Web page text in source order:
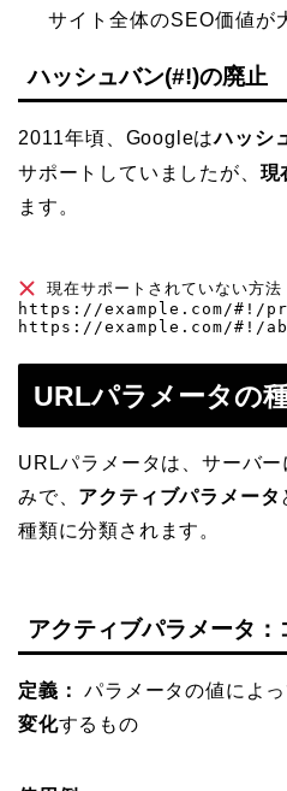
サイト全体のSEO価値が
ハッシュバン(#!)の廃止
2011年頃、Googleはハッシ
サポートしていましたが、 現
ます。
現在サポートされていない方法
https://example.com/#!/
https://example.com/#!/
URLパラメータの
URLパラメータは、サーバ
みで、 アクティブパラメータ
種類に分類されます。
アクティブパラメータ
定義： パラメータの値によ
変化するもの